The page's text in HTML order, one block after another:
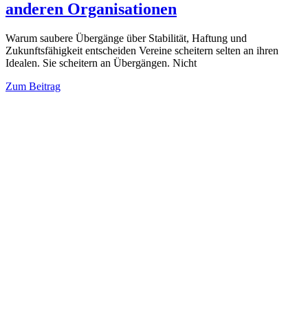
anderen Organisationen
Warum saubere Übergänge über Stabilität, Haftung und
Zukunftsfähigkeit entscheiden Vereine scheitern selten an ihren
Idealen. Sie scheitern an Übergängen. Nicht
Zum Beitrag